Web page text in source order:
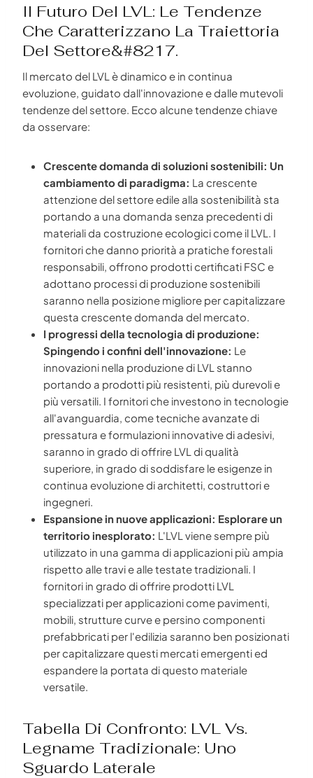
Il Futuro Del LVL: Le Tendenze
Che Caratterizzano La Traiettoria
Del Settore&#8217.
Il mercato del LVL è dinamico e in continua
evoluzione, guidato dall'innovazione e dalle mutevoli
tendenze del settore. Ecco alcune tendenze chiave
da osservare:
Crescente domanda di soluzioni sostenibili: Un
cambiamento di paradigma: La crescente
attenzione del settore edile alla sostenibilità sta
portando a una domanda senza precedenti di
materiali da costruzione ecologici come il LVL. I
fornitori che danno priorità a pratiche forestali
responsabili, offrono prodotti certificati FSC e
adottano processi di produzione sostenibili
saranno nella posizione migliore per capitalizzare
questa crescente domanda del mercato.
I progressi della tecnologia di produzione:
Spingendo i confini dell'innovazione: Le
innovazioni nella produzione di LVL stanno
portando a prodotti più resistenti, più durevoli e
più versatili. I fornitori che investono in tecnologie
all'avanguardia, come tecniche avanzate di
pressatura e formulazioni innovative di adesivi,
saranno in grado di offrire LVL di qualità
superiore, in grado di soddisfare le esigenze in
continua evoluzione di architetti, costruttori e
ingegneri.
Espansione in nuove applicazioni: Esplorare un
territorio inesplorato: L'LVL viene sempre più
utilizzato in una gamma di applicazioni più ampia
rispetto alle travi e alle testate tradizionali. I
fornitori in grado di offrire prodotti LVL
specializzati per applicazioni come pavimenti,
mobili, strutture curve e persino componenti
prefabbricati per l'edilizia saranno ben posizionati
per capitalizzare questi mercati emergenti ed
espandere la portata di questo materiale
versatile.
Tabella Di Confronto: LVL Vs.
Legname Tradizionale: Uno
Sguardo Laterale